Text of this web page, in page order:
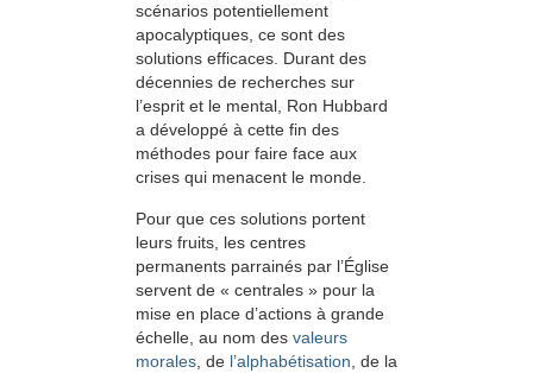
scénarios potentiellement
apocalyptiques, ce sont des
solutions efficaces. Durant des
décennies de recherches sur
l’esprit et le mental, Ron Hubbard
a développé à cette fin des
méthodes pour faire face aux
crises qui menacent le monde.
Pour que ces solutions portent
leurs fruits, les centres
permanents parrainés par l’Église
servent de « centrales » pour la
mise en place d’actions à grande
échelle, au nom des valeurs
morales , de l’alphabétisation , de la